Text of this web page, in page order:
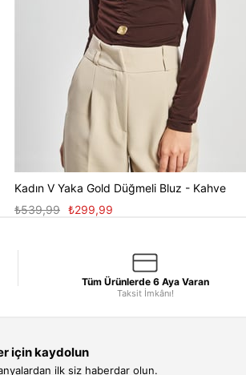
Kadın V Yaka Gold Düğmeli Bluz - Kahve
₺299,99
₺539,99
Tüm Ürünlerde 6 Aya Varan
Taksit İmkânı!
için kaydolun
ilk siz haberdar olun.